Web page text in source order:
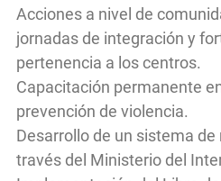
Acciones a nivel de
jornadas de integración y
pertenencia a los centros.
Capacitación permanente
prevención de violencia.
Desarrollo de un sistema
través del Ministerio del